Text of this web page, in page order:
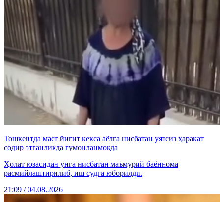
Тошкентда маст йигит кекса аёлга нисбатан уятсиз ҳаракат
содир этганликда гумонланмоқда
Ҳолат юзасидан унга нисбатан маъмурий баённома
расмийлаштирилиб, иш судга юборилди.
21:09 / 04.08.2026